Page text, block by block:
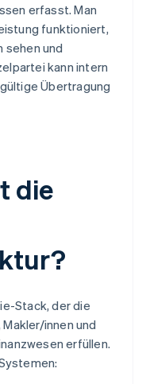
erfasst. Man
funktioniert,
sehen und
kann intern
Übertragung
die
Stack, der die
innen und
erfüllen.